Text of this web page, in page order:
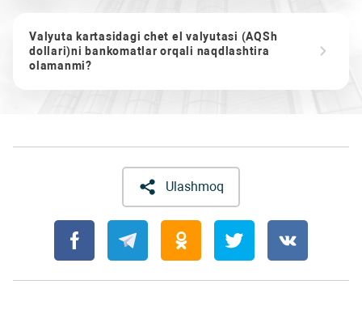
Valyuta kartasidagi chet el valyutasi (AQSh
dollari)ni bankomatlar orqali naqdlashtira
olamanmi?
Ulashmoq